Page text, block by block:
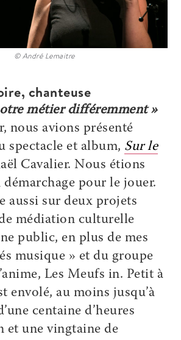
© André Lemaitre
chanteuse
métier différemment »
nous avions présenté
spectacle et album, Sur le
Cavalier. Nous étions
pour le jouer.
aussi sur deux projets
médiation culturelle
public, en plus de mes
musique » et du groupe
Les Meufs in. Petit à
envolé, au moins jusqu’à
centaine d’heures
et une vingtaine de